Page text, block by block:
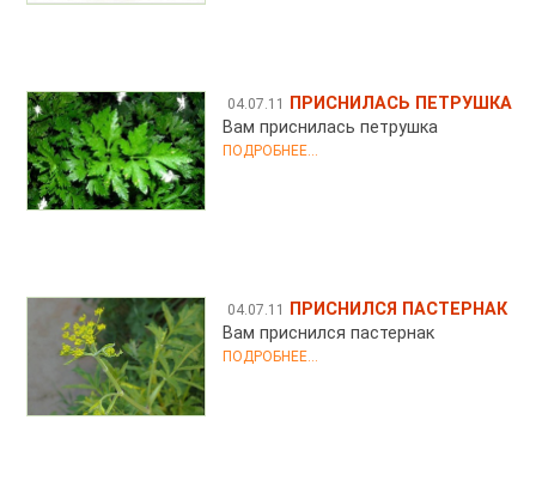
04.07.11
ПРИСНИЛАСЬ ПЕТРУШКА
Вам приснилась петрушка
ПОДРОБНЕЕ...
04.07.11
ПРИСНИЛСЯ ПАСТЕРНАК
Вам приснился пастернак
ПОДРОБНЕЕ...